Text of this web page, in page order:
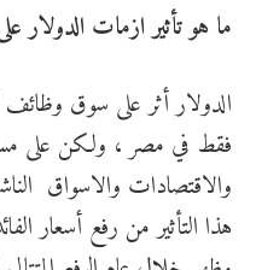
ما هو تأثير ازمات الدولار
الدولار أثر على سوق
فقط في مصر ، ولكن على
والاقتصادات والاسواق
هذا التأثير من رفع أسعار